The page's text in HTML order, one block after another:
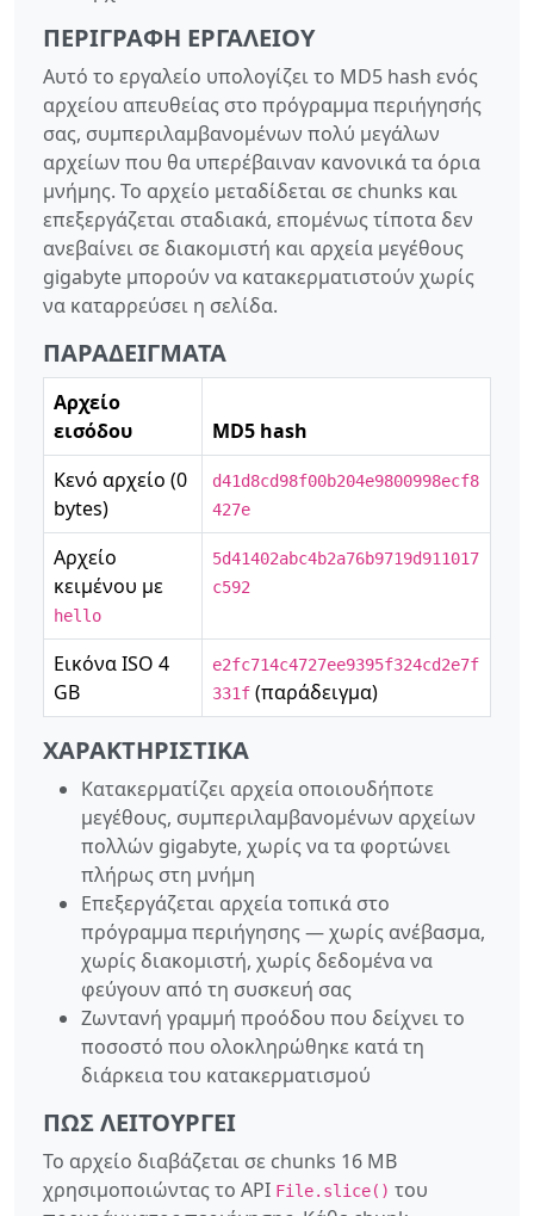
ΠΕΡΙΓΡΑΦΉ ΕΡΓΑΛΕΊΟΥ
Αυτό το εργαλείο υπολογίζει το MD5 hash ενός
αρχείου απευθείας στο πρόγραμμα περιήγησής
σας, συμπεριλαμβανομένων πολύ μεγάλων
αρχείων που θα υπερέβαιναν κανονικά τα όρια
μνήμης. Το αρχείο μεταδίδεται σε chunks και
επεξεργάζεται σταδιακά, επομένως τίποτα δεν
ανεβαίνει σε διακομιστή και αρχεία μεγέθους
gigabyte μπορούν να κατακερματιστούν χωρίς
να καταρρεύσει η σελίδα.
ΠΑΡΑΔΕΊΓΜΑΤΑ
Αρχείο
εισόδου
MD5 hash
Κενό αρχείο (0
bytes)
d41d8cd98f00b204e9800998ecf8
427e
Αρχείο
κειμένου με
hello
5d41402abc4b2a76b9719d911017
c592
Εικόνα ISO 4
GB
e2fc714c4727ee9395f324cd2e7f
331f (παράδειγμα)
ΧΑΡΑΚΤΗΡΙΣΤΙΚΆ
Κατακερματίζει αρχεία οποιουδήποτε
μεγέθους, συμπεριλαμβανομένων αρχείων
πολλών gigabyte, χωρίς να τα φορτώνει
πλήρως στη μνήμη
Επεξεργάζεται αρχεία τοπικά στο
πρόγραμμα περιήγησης — χωρίς ανέβασμα,
χωρίς διακομιστή, χωρίς δεδομένα να
φεύγουν από τη συσκευή σας
Ζωντανή γραμμή προόδου που δείχνει το
ποσοστό που ολοκληρώθηκε κατά τη
διάρκεια του κατακερματισμού
ΠΏΣ ΛΕΙΤΟΥΡΓΕΊ
Το αρχείο διαβάζεται σε chunks 16 MB
χρησιμοποιώντας το API File.slice() του